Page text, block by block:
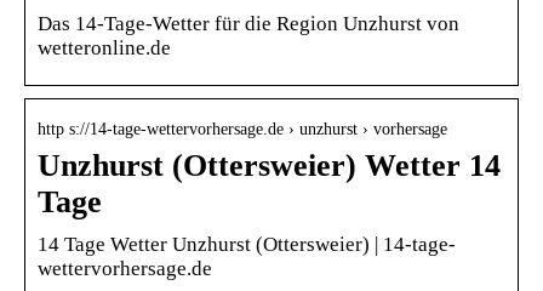
Das 14-Tage-Wetter für die Region Unzhurst von
wetteronline.de
http s://14-tage-wettervorhersage.de › unzhurst › vorhersage
Unzhurst (Ottersweier) Wetter 14
Tage
14 Tage Wetter Unzhurst (Ottersweier) | 14-tage-
wettervorhersage.de